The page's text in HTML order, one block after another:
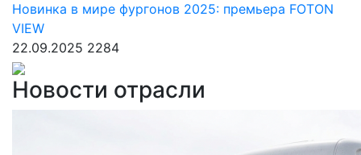
Новинка в мире фургонов 2025: премьера FOTON
VIEW
22.09.2025 2284
Новости отрасли